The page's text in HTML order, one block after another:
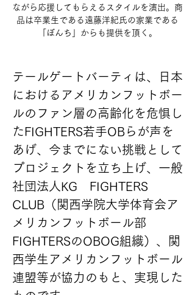
ながら応援してもらえるスタイルを演出。商
品は卒業生である遠藤洋紀氏の家業である
「ぼんち」からも提供を頂く。
テールゲートバーティは、日本
におけるアメリカンフットボー
ルのファン層の高齢化を危惧し
たFIGHTERS若手OBらが声を
あげ、今までにない挑戦として
プロジェクトを立ち上げ、一般
社団法人KG　FIGHTERS
CLUB（関西学院大学体育会ア
メリカンフットボール部
FIGHTERSのOBOG組織）、関
西学生アメリカンフットボール
連盟等が協力のもと、実現した